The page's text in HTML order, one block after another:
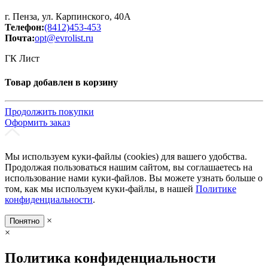
г. Пенза, ул. Карпинского, 40А
Телефон:(8412)453-453
Почта:opt@evrolist.ru
ГК Лист
Товар добавлен в корзину
Продолжить покупки
Оформить заказ
Мы используем куки-файлы (cookies) для вашего удобства.
Продолжая пользоваться нашим сайтом, вы соглашаетесь на
использование нами куки-файлов. Вы можете узнать больше о
том, как мы используем куки-файлы, в нашей Политике
конфиденциальности.
Понятно
×
×
Политика конфиденциальности